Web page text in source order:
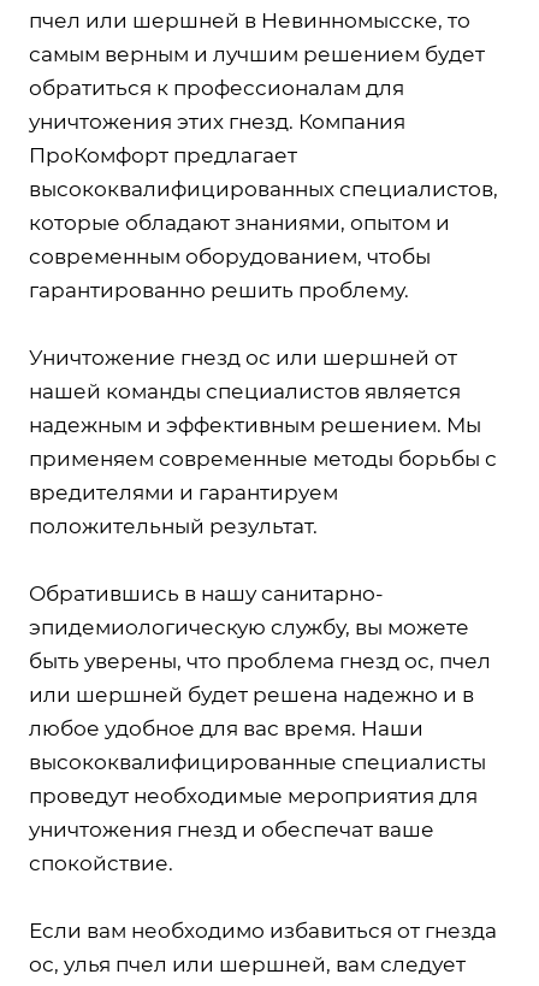
пчел или шершней в Невинномысске, то
самым верным и лучшим решением будет
обратиться к профессионалам для
уничтожения этих гнезд. Компания
ПроКомфорт предлагает
высококвалифицированных специалистов,
которые обладают знаниями, опытом и
современным оборудованием, чтобы
гарантированно решить проблему.
Уничтожение гнезд ос или шершней от
нашей команды специалистов является
надежным и эффективным решением. Мы
применяем современные методы борьбы с
вредителями и гарантируем
положительный результат.
Обратившись в нашу санитарно-
эпидемиологическую службу, вы можете
быть уверены, что проблема гнезд ос, пчел
или шершней будет решена надежно и в
любое удобное для вас время. Наши
высококвалифицированные специалисты
проведут необходимые мероприятия для
уничтожения гнезд и обеспечат ваше
спокойствие.
Если вам необходимо избавиться от гнезда
ос, улья пчел или шершней, вам следует